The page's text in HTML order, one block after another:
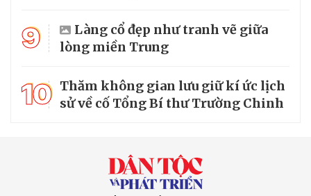
9
Làng cổ đẹp như tranh vẽ giữa
lòng miền Trung
10 Thăm không gian lưu giữ kí ức lịch
sử về cố Tổng Bí thư Trường Chinh